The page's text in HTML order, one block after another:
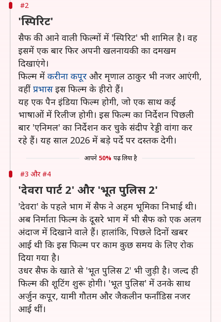
#2
'स्पिरिट'
सैफ की आने वाली फिल्मों में 'स्पिरिट' भी शामिल है। वह
इसमें एक बार फिर अपनी खलनायकी का दमखम
दिखाएंगे।
फिल्म में करीना कपूर और मृणाल ठाकुर भी नजर आएंगी,
वहीं प्रभासइस फिल्म के हीरो हैं।
यह एक पैन इंडिया फिल्म होगी, जो एक साथ कई
भाषाओं में रिलीज होगी। इस फिल्म का निर्देशन पिछली
बार 'एनिमल' का निर्देशन कर चुके संदीप रेड्डी वांगा कर
रहे हैं। यह साल 2026 में बड़े पर्दे पर दस्तक देगी।
आपने 50% पढ़ लिया है
#3 और #4
'देवरा पार्ट 2' और 'भूत पुलिस 2'
'देवरा' के पहले भाग में सैफ ने अहम भूमिका निभाई थी।
अब निर्माता फिल्म के दूसरे भाग में भी सैफ को एक अलग
अंदाज में दिखाने वाले हैं। हालांकि, पिछले दिनों खबर
आई थी कि इस फिल्म पर काम कुछ समय के लिए रोक
दिया गया है।
उधर सैफ के खाते से 'भूत पुलिस 2' भी जुड़ी है। जल्द ही
फिल्म की शूटिंग शुरू होगी। 'भूत पुलिस' में उनके साथ
अर्जुन कपूर, यामी गौतम और जैकलीन फर्नांडिस नजर
आई थीं।